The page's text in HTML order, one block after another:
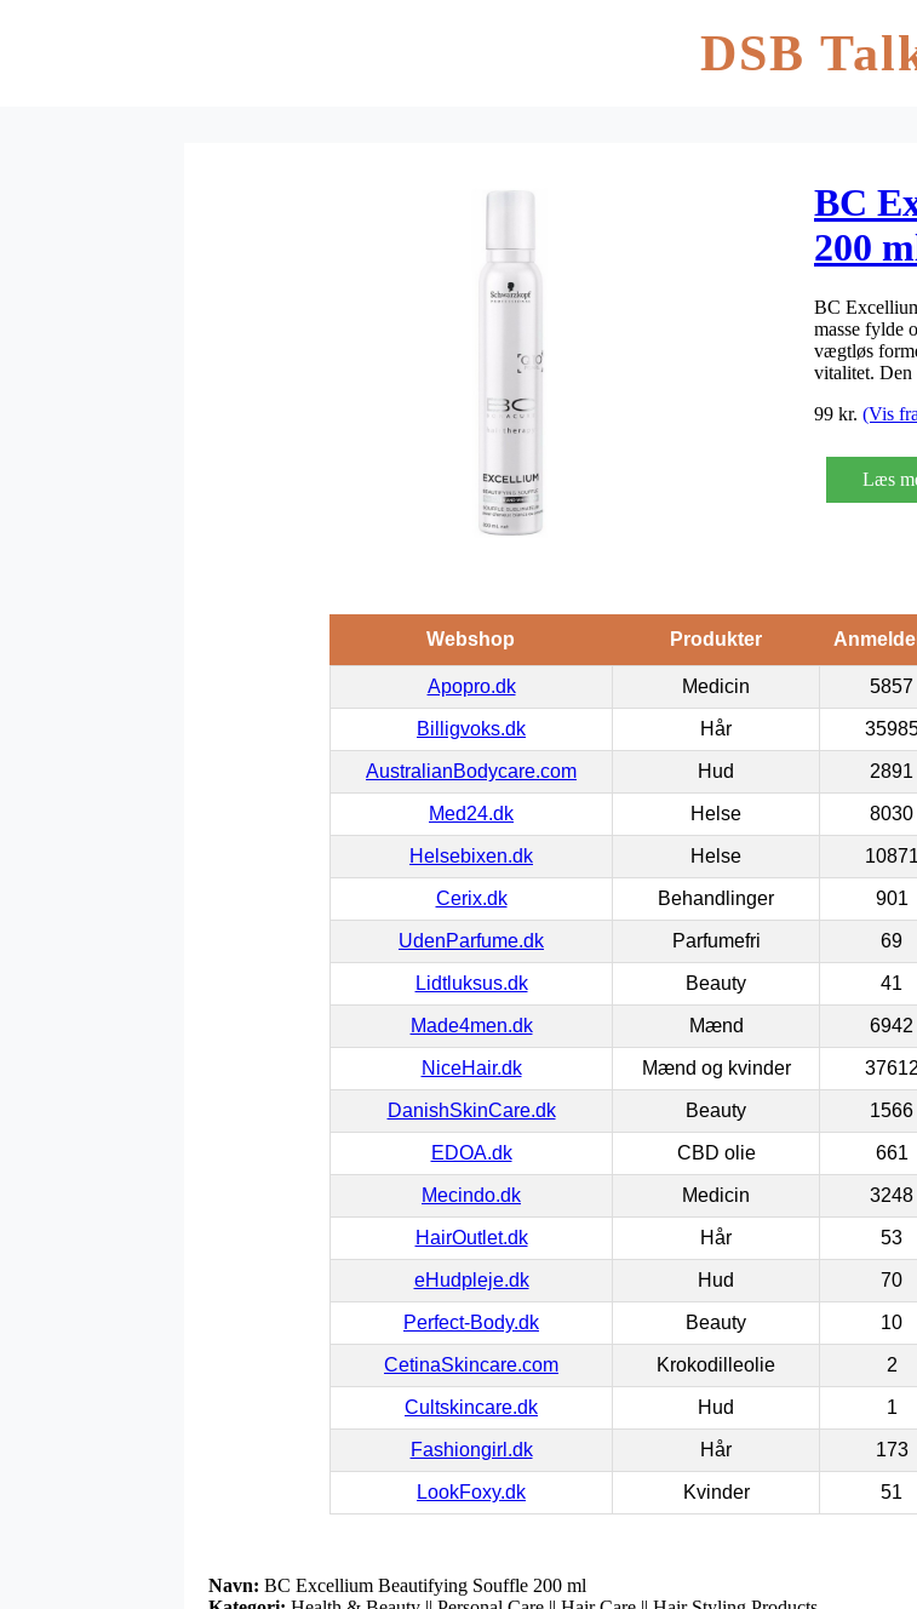
DSB
BC
200
BC
masse fylde
vægtløs
vitalitet. Den
99 kr. (Vis
Læs
Webshop Produkter
Apopro.dk Medicin 5857
Billigvoks.dk Hår
AustralianBodycare.com Hud 2891
Med24.dk Helse 8030
Helsebixen.dk Helse 10871
Cerix.dk Behandlinger 901
UdenParfume.dk Parfumefri 69
Lidtluksus.dk Beauty 41
Made4men.dk Mænd 6942
NiceHair.dk Mænd og kvinder 37612
DanishSkinCare.dk Beauty 1566
EDOA.dk CBD olie 661
Mecindo.dk Medicin 3248
HairOutlet.dk Hår 53
eHudpleje.dk Hud 70
Perfect-Body.dk Beauty 10
CetinaSkincare.com Krokodilleolie 2
Cultskincare.dk Hud 1
Fashiongirl.dk Hår 173
LookFoxy.dk Kvinder 51
Navn: BC Excellium Beautifying Souffle 200 ml